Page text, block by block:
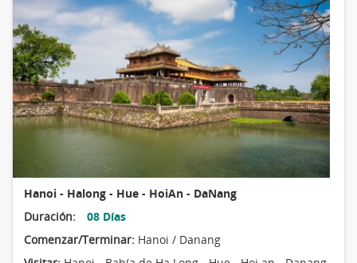
Hanoi - Halong - Hue - HoiAn - DaNang
Duración:
08 Días
Comenzar/Terminar: Hanoi / Danang